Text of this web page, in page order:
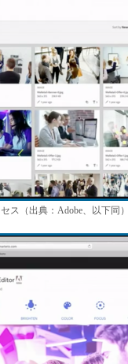
ス（出典：Adobe、以下同